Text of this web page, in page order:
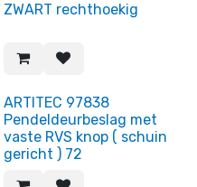
ZWART rechthoekig
ARTITEC 97838
Pendeldeurbeslag met
vaste RVS knop ( schuin
gericht ) 72